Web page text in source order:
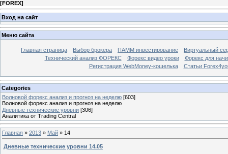
[FOREX]
Вход на сайт
Меню сайта
Главная страница Выбор брокера ПАММ инвестирование
Виртуальный
Технический анализ ФОРЕКС
Форекс видео уроки
Форекс для
Регистрация WebMoney-кошелька
Статьи
Categories
Волновой форекс анализ и прогноз на неделю [603]
Волновой форекс анализ и прогноз на неделю
Дневные технические уровни [306]
Аналитика от Trading Central
Главная » 2013 » Май » 14
Дневные технические уровни 14.05